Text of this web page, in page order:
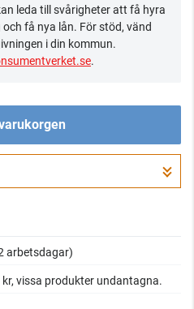
leda till svårigheter att få hyra
få nya lån. För stöd, vänd
i din kommun.
.
kassan
arbetsdagar)
vissa produkter undantagna.